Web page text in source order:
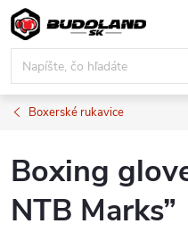
Prejsť
na
obsah
Boxerské rukavice
Boxing
NTB Marks”